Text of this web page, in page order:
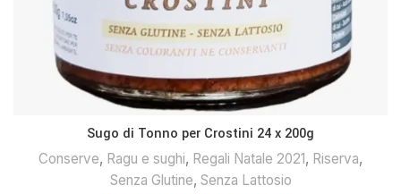
Sugo di Tonno per Crostini 24 x 200g
Conserve, Ragu e sughi, Regali Natale 2021, Riserva,
Senza Glutine, Senza Lattosio